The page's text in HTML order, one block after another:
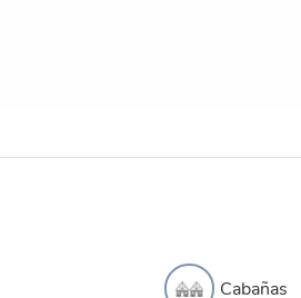
Cabañas